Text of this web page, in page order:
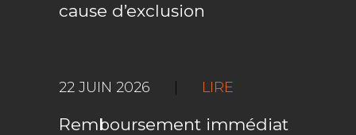
cause d’exclusion
22 JUIN 2026 LIRE
Remboursement immédiat